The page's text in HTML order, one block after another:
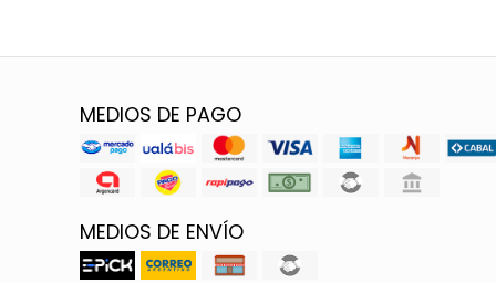
MEDIOS DE PAGO
MEDIOS DE ENVÍO